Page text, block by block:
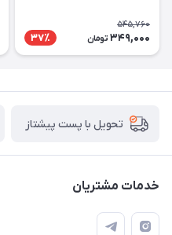
545,760
349,000 تومان 37٪
تحویل با پست پیشتاز
خدمات مشتریان
قوانین